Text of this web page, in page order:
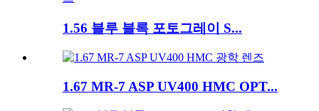
1.56 블루 블록 포토그레이 S...
1.67 MR-7 ASP UV400 HMC OPT...